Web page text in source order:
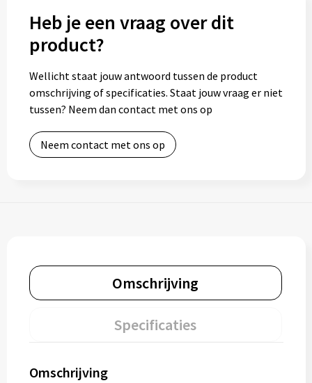
Heb je een vraag over dit
product?
Wellicht staat jouw antwoord tussen de product
omschrijving of specificaties. Staat jouw vraag er niet
tussen? Neem dan contact met ons op
Neem contact met ons op
Omschrijving
Specificaties
Omschrijving